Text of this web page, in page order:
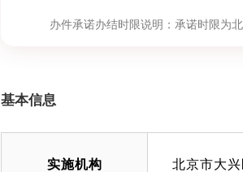
办件承诺办结时限说明： 承诺时限为
基本信息
实施机构 北京市大